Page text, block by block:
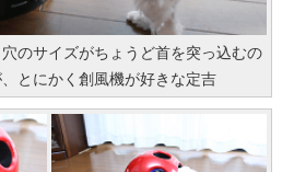
のサイズがちょうど首を突っ込むの
とにかく創風機が好きな定吉